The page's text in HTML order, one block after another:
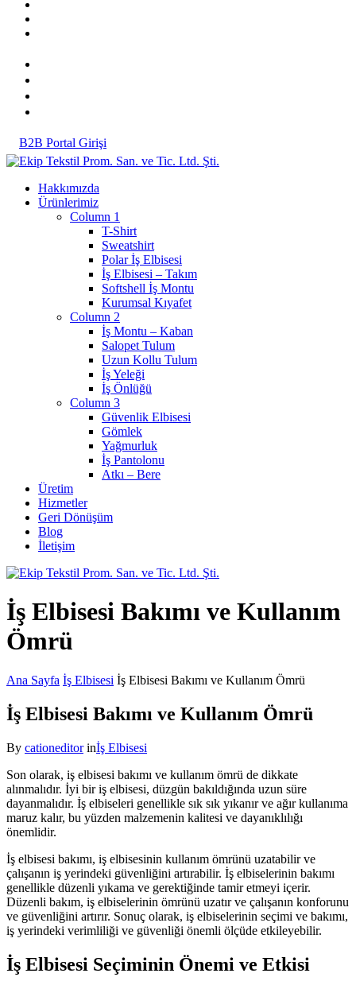
B2B Portal Girişi
Hakkımızda
Ürünlerimiz
Column 1
T-Shirt
Sweatshirt
Polar İş Elbisesi
İş Elbisesi – Takım
Softshell İş Montu
Kurumsal Kıyafet
Column 2
İş Montu – Kaban
Salopet Tulum
Uzun Kollu Tulum
İş Yeleği
İş Önlüğü
Column 3
Güvenlik Elbisesi
Gömlek
Yağmurluk
İş Pantolonu
Atkı – Bere
Üretim
Hizmetler
Geri Dönüşüm
Blog
İletişim
İş Elbisesi Bakımı ve Kullanım
Ömrü
Ana Sayfa İş Elbisesi İş Elbisesi Bakımı ve Kullanım Ömrü
İş Elbisesi Bakımı ve Kullanım Ömrü
By cationeditor inİş Elbisesi
Son olarak, iş elbisesi bakımı ve kullanım ömrü de dikkate
alınmalıdır. İyi bir iş elbisesi, düzgün bakıldığında uzun süre
dayanmalıdır. İş elbiseleri genellikle sık sık yıkanır ve ağır kullanıma
maruz kalır, bu yüzden malzemenin kalitesi ve dayanıklılığı
önemlidir.
İş elbisesi bakımı, iş elbisesinin kullanım ömrünü uzatabilir ve
çalışanın iş yerindeki güvenliğini artırabilir. İş elbiselerinin bakımı
genellikle düzenli yıkama ve gerektiğinde tamir etmeyi içerir.
Düzenli bakım, iş elbiselerinin ömrünü uzatır ve çalışanın konforunu
ve güvenliğini artırır. Sonuç olarak, iş elbiselerinin seçimi ve bakımı,
iş yerindeki verimliliği ve güvenliği önemli ölçüde etkileyebilir.
İş Elbisesi Seçiminin Önemi ve Etkisi